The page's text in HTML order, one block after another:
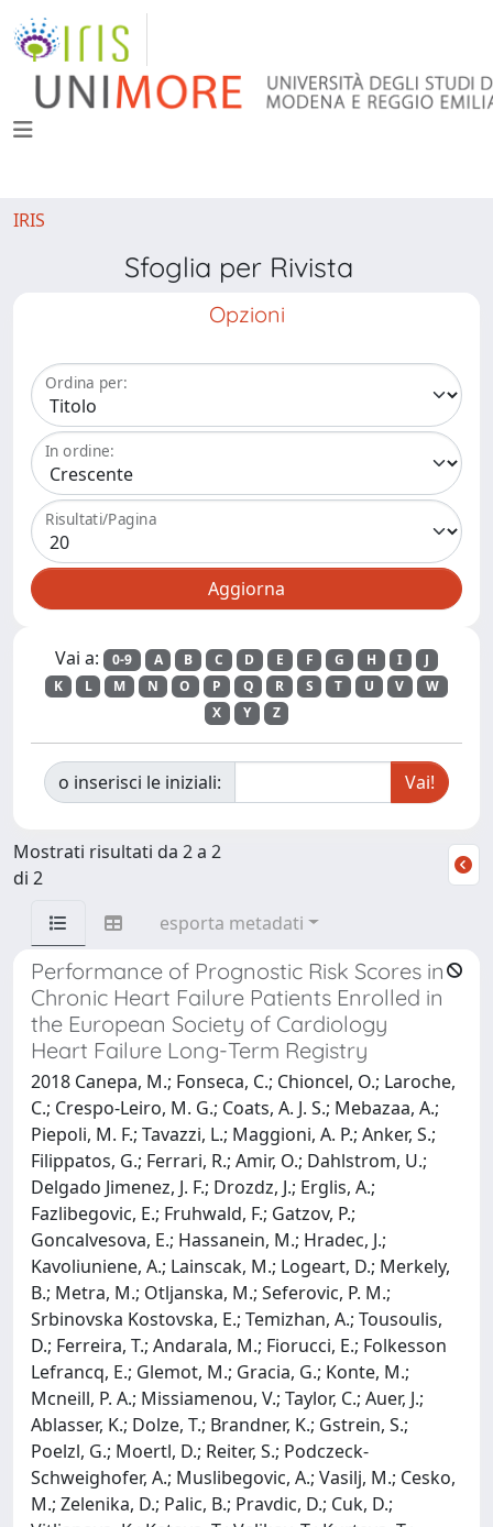
IRIS
Sfoglia per Rivista
Opzioni
Ordina per:
In ordine:
Risultati/Pagina
Vai a: 0-9 A B C D E F G H I
J
K
L M N O P Q R S T U V
W
X
Y Z
o inserisci le iniziali:
Mostrati risultati da 2 a 2
di 2
esporta metadati
Performance of Prognostic Risk Scores in
Chronic Heart Failure Patients Enrolled in
the European Society of Cardiology
Heart Failure Long-Term Registry
2018 Canepa, M.; Fonseca, C.; Chioncel, O.; Laroche,
C.; Crespo-Leiro, M. G.; Coats, A. J. S.; Mebazaa, A.;
Piepoli, M. F.; Tavazzi, L.; Maggioni, A. P.; Anker, S.;
Filippatos, G.; Ferrari, R.; Amir, O.; Dahlstrom, U.;
Delgado Jimenez, J. F.; Drozdz, J.; Erglis, A.;
Fazlibegovic, E.; Fruhwald, F.; Gatzov, P.;
Goncalvesova, E.; Hassanein, M.; Hradec, J.;
Kavoliuniene, A.; Lainscak, M.; Logeart, D.; Merkely,
B.; Metra, M.; Otljanska, M.; Seferovic, P. M.;
Srbinovska Kostovska, E.; Temizhan, A.; Tousoulis,
D.; Ferreira, T.; Andarala, M.; Fiorucci, E.; Folkesson
Lefrancq, E.; Glemot, M.; Gracia, G.; Konte, M.;
Mcneill, P. A.; Missiamenou, V.; Taylor, C.; Auer, J.;
Ablasser, K.; Dolze, T.; Brandner, K.; Gstrein, S.;
Poelzl, G.; Moertl, D.; Reiter, S.; Podczeck-
Schweighofer, A.; Muslibegovic, A.; Vasilj, M.; Cesko,
M.; Zelenika, D.; Palic, B.; Pravdic, D.; Cuk, D.;